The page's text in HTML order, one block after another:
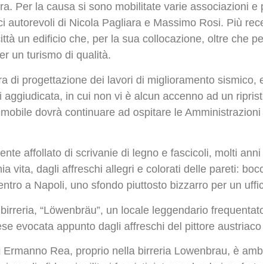
Per la causa si sono mobilitate varie associazioni
autorevoli di Nicola Pagliara e Massimo Rosi. Più
un edificio che, per la sua collocazione, oltre che
un turismo di qualità.
di progettazione dei lavori di miglioramento
aggiudicata, in cui non vi è alcun accenno ad un
dovrà continuare ad ospitare le
affollato di scrivanie di legno e fascicoli, molti
vita, dagli affreschi allegri e colorati delle pareti:
a Napoli, uno sfondo piuttosto bizzarro per un
“Löwenbräu”, un locale leggendario
evocata appunto dagli affreschi del pittore
Ermanno Rea, proprio nella birreria Lowenbrau, è